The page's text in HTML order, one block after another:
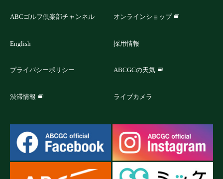
ABCゴルフ倶楽部チャンネル オンラインショップ
English 採用情報
プライバシーポリシー ABCGCの天気
渋滞情報 ライブカメラ